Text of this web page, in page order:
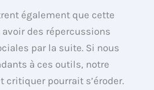
également que cette
des répercussions
par la suite. Si nous
à ces outils, notre
critiquer pourrait s’éroder.